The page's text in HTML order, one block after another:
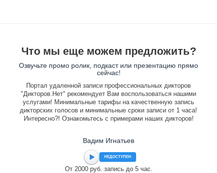
Что мы еще можем предложить?
Озвучьте промо ролик, подкаст или презентацию прямо
сейчас!
Портал удаленной записи профессиональных дикторов
"Дикторов.Нет" рекомендует Вам воспользоваться нашими
услугами! Минимальные тарифы на качественную запись
дикторских голосов и минимальные сроки записи от 1 часа!
Интересно?! Ознакомьтесь с примерами наших дикторов!
Вадим Игнатьев
НЕДОСТУПЕН
От 2000 руб. запись до 5 час.